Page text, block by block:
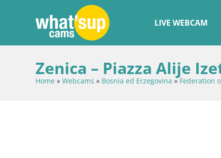
LIVE WEBCAM
Zenica – Piazza Alije
Home » Webcams » Bosnia ed Erzegovina »Federation